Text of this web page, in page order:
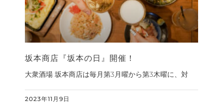
坂本商店『坂本の日』開催！
大衆酒場 坂本商店は毎月第3月曜から第3木曜に、対
2023年11月9日